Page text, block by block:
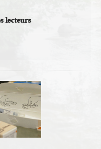
lecteurs